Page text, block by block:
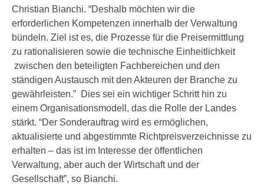
Christian Bianchi. “Deshalb möchten wir die
erforderlichen Kompetenzen innerhalb der Verwaltung
bündeln. Ziel ist es, die Prozesse für die Preisermittlung
zu rationalisieren sowie die technische Einheitlichkeit
zwischen den beteiligten Fachbereichen und den
ständigen Austausch mit den Akteuren der Branche zu
gewährleisten.” Dies sei ein wichtiger Schritt hin zu
einem Organisationsmodell, das die Rolle der Landes
stärkt. “Der Sonderauftrag wird es ermöglichen,
aktualisierte und abgestimmte Richtpreisverzeichnisse zu
erhalten – das ist im Interesse der öffentlichen
Verwaltung, aber auch der Wirtschaft und der
Gesellschaft”, so Bianchi.